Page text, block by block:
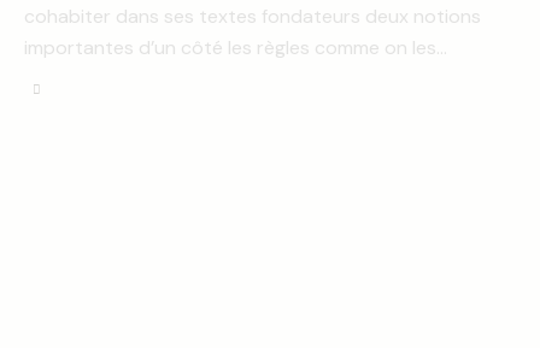
cohabiter dans ses textes fondateurs deux notions
importantes d’un côté les règles comme on les…